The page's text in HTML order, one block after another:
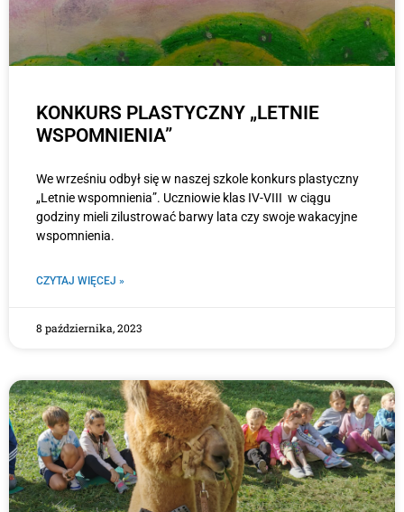
KONKURS PLASTYCZNY „LETNIE
WSPOMNIENIA”
We wrześniu odbył się w naszej szkole konkurs plastyczny
„Letnie wspomnienia”. Uczniowie klas IV-VIII w ciągu
godziny mieli zilustrować barwy lata czy swoje wakacyjne
wspomnienia.
CZYTAJ WIĘCEJ »
8 października, 2023